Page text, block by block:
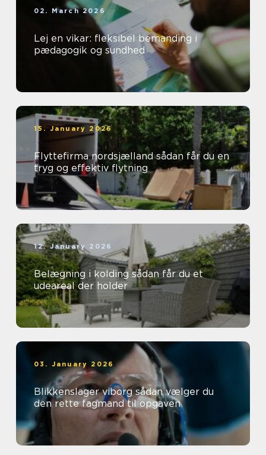
02. March 2026
Lej en vikar: fleksibel bemanding i
pædagogik og sundhed
15. January 2026
Flyttefirma nordsjælland sådan får du en
tryg og effektiv flytning
12. January 2026
Belægning i kolding sådan får du et
udeareal der holder
03. January 2026
Blikkenslager viborg sådan vælger du
den rette fagmand til opgaven